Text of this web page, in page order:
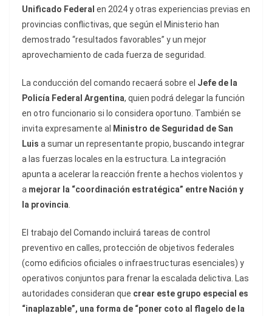
Unificado Federal en 2024 y otras experiencias previas en
provincias conflictivas, que según el Ministerio han
demostrado “resultados favorables” y un mejor
aprovechamiento de cada fuerza de seguridad.
La conducción del comando recaerá sobre el Jefe de la
Policía Federal Argentina, quien podrá delegar la función
en otro funcionario si lo considera oportuno. También se
invita expresamente al Ministro de Seguridad de San
Luis a sumar un representante propio, buscando integrar
a las fuerzas locales en la estructura. La integración
apunta a acelerar la reacción frente a hechos violentos y
a mejorar la “coordinación estratégica” entre Nación y
la provincia.
El trabajo del Comando incluirá tareas de control
preventivo en calles, protección de objetivos federales
(como edificios oficiales o infraestructuras esenciales) y
operativos conjuntos para frenar la escalada delictiva. Las
autoridades consideran que crear este grupo especial es
“inaplazable”, una forma de “poner coto al flagelo de la